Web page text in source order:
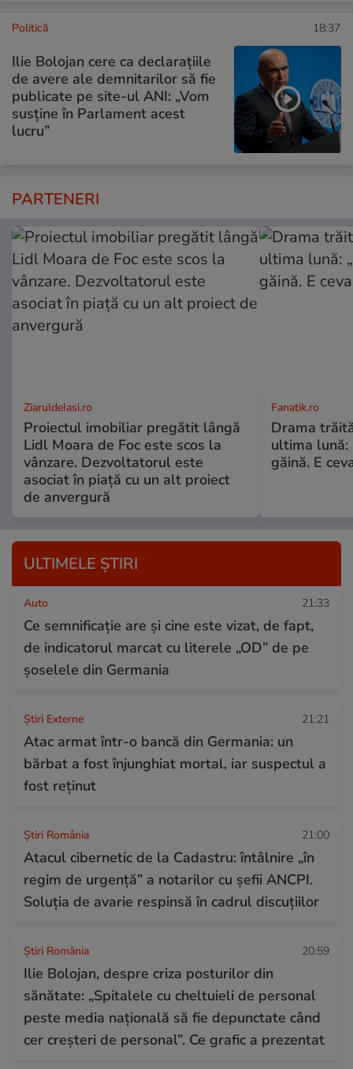
Politică 18:37
Ilie Bolojan cere ca declarațiile
de avere ale demnitarilor să fie
publicate pe site-ul ANI: „Vom
susține în Parlament acest
lucru”
PARTENERI
ZiaruldeIasi.ro
Proiectul imobiliar pregătit lângă
Lidl Moara de Foc este scos la
vânzare. Dezvoltatorul este
asociat în piață cu un alt proiect
de anvergură
Fanatik.ro
Drama
ultima lună:
găină. E
ULTIMELE ȘTIRI
Auto 21:33
Ce semnificație are și cine este vizat, de fapt,
de indicatorul marcat cu literele „OD” de pe
șoselele din Germania
Știri Externe 21:21
Atac armat într-o bancă din Germania: un
bărbat a fost înjunghiat mortal, iar suspectul a
fost reținut
Știri România 21:00
Atacul cibernetic de la Cadastru: întâlnire „în
regim de urgență” a notarilor cu șefii ANCPI.
Soluția de avarie respinsă în cadrul discuțiilor
Știri România 20:59
Ilie Bolojan, despre criza posturilor din
sănătate: „Spitalele cu cheltuieli de personal
peste media națională să fie depunctate când
cer creșteri de personal”. Ce grafic a prezentat